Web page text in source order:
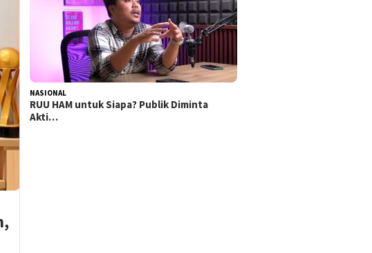
NASIONAL
RUU HAM untuk Siapa? Publik Diminta
Akti…